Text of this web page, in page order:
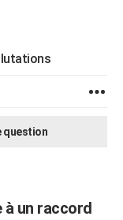
question
un raccord